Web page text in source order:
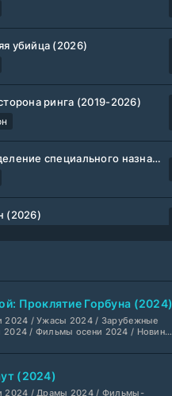
убийца (2026)
ринга (2019-2026)
Подразделение специального назначения (2026)
(2026)
(2026)
Проклятие Горбуна (2024)
2024 / Ужасы 2024 / Зарубежные
/ Фильмы осени 2024 / Новинки
фильмы / Фильмы
рейтингом / Интересные фильмы /
/ Популярные фильмы
(2024)
2024 / Драмы 2024 / Фильмы-